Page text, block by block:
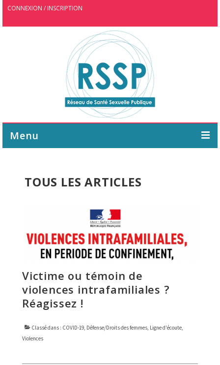
CONNEXION / INSCRIPTION
Menu
AGENDA
DOCUMENTATION
LA JOURNÉE DU RSSP
TOUS LES ARTICLES
Victime ou témoin de
violences intrafamiliales ?
Réagissez !
Classé dans : COVID-19, Défense/Droits des femmes, Ligne d'écoute,
Violences